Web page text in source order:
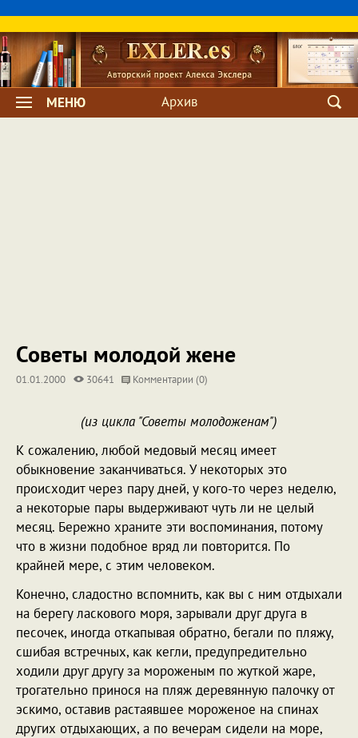
МЕНЮ Архив
Советы молодой жене
01.01.2000 30641 Комментарии (0)
(из цикла "Советы молодоженам")
К сожалению, любой медовый месяц имеет
обыкновение заканчиваться. У некоторых это
происходит через пару дней, у кого-то через неделю,
а некоторые пары выдерживают чуть ли не целый
месяц. Бережно храните эти воспоминания, потому
что в жизни подобное вряд ли повторится. По
крайней мере, с этим человеком.
Конечно, сладостно вспомнить, как вы с ним отдыхали
на берегу ласкового моря, зарывали друг друга в
песочек, иногда откапывая обратно, бегали по пляжу,
сшибая встречных, как кегли, предупредительно
ходили друг другу за мороженым по жуткой жаре,
трогательно принося на пляж деревянную палочку от
эскимо, оставив растаявшее мороженое на спинах
других отдыхающих, а по вечерам сидели на море,